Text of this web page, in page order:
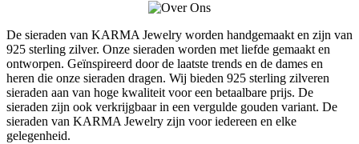
De sieraden van KARMA Jewelry worden handgemaakt en zijn van
925 sterling zilver. Onze sieraden worden met liefde gemaakt en
ontworpen. Geïnspireerd door de laatste trends en de dames en
heren die onze sieraden dragen. Wij bieden 925 sterling zilveren
sieraden aan van hoge kwaliteit voor een betaalbare prijs. De
sieraden zijn ook verkrijgbaar in een vergulde gouden variant. De
sieraden van KARMA Jewelry zijn voor iedereen en elke
gelegenheid.